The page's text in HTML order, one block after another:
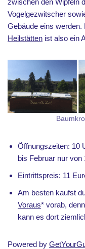
zwischen den Wipfeln
Vogelgezwitscher
Gebäude eins werden.
Heilstätten ist also ein
Öffnungszeiten: 10
bis Februar nur von
Eintrittspreis: 11
Am besten kaufst
Voraus* vorab,
kann es dort
Powered by